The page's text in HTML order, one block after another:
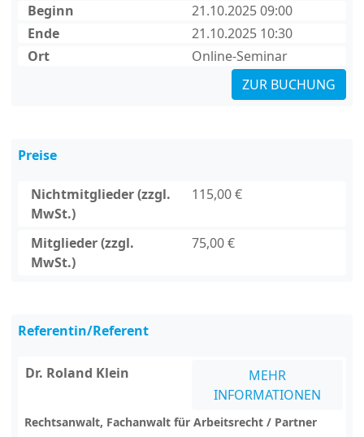
Beginn
21.10.2025 09:00
Ende
21.10.2025 10:30
Ort
Online-Seminar
ZUR BUCHUNG
Preise
Nichtmitglieder (zzgl.
MwSt.)
115,00 €
Mitglieder (zzgl.
MwSt.)
75,00 €
Referentin/Referent
Dr. Roland Klein
MEHR
INFORMATIONEN
Rechtsanwalt, Fachanwalt für Arbeitsrecht / Partner